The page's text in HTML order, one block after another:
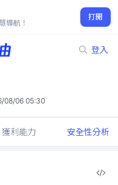
導航！
打開
登入
08/06 05:30
獲利能力 安全性分析